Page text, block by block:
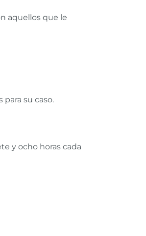
aquellos que le
su caso.
y ocho horas cada